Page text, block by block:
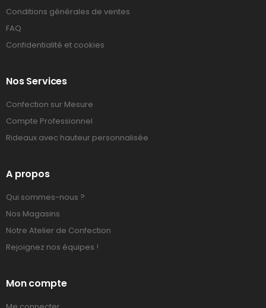
Conditions générales de ventes
FAQ
Confidentialité et cookies
Nos Services
Confection sur Mesure
Compte Professionnel
Rideaux avec hauteur personnalisée
A propos
Qui sommes-nous ?
Nos Magasins
Notre Atelier de Confection
Rejoignez nos équipes !
Mon compte